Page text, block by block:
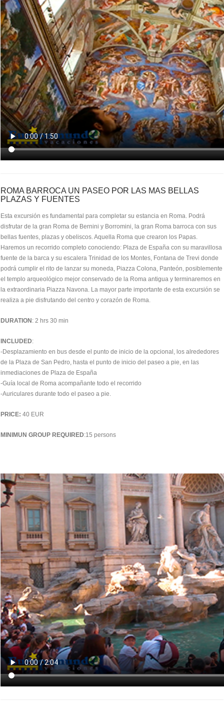
ROMA BARROCA UN PASEO POR LAS MAS BELLAS
PLAZAS Y FUENTES
Esta excursión es fundamental para completar su estancia en Roma. Podrá
disfrutar de la gran Roma de Bernini y Borromini, la gran Roma barroca con sus
bellas fuentes, plazas y obeliscos. Aquella Roma que crearon los Papas.
Haremos un recorrido completo conociendo: Plaza de España con su maravillosa
fuente de la barca y su escalera Trinidad de los Montes, Fontana de Trevi donde
podrá cumplir el rito de lanzar su moneda, Piazza Colona, Panteón, posiblemente
el templo arqueológico mejor conservado de la Roma antigua y terminaremos en
la extraordinaria Piazza Navona. La mayor parte importante de esta excursión se
realiza a pie disfrutando del centro y corazón de Roma.
DURATION : 2 hrs 30 min
INCLUDED:
-Desplazamiento en bus desde el punto de inicio de la opcional, los alrededores
de la Plaza de San Pedro, hasta el punto de inicio del paseo a pie, en las
inmediaciones de Plaza de España
-Guía local de Roma acompañante todo el recorrido
-Auriculares durante todo el paseo a pie.
PRICE: 40 EUR
MINIMUN GROUP REQUIRED:15 persons